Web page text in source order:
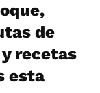
de
recetas
esta